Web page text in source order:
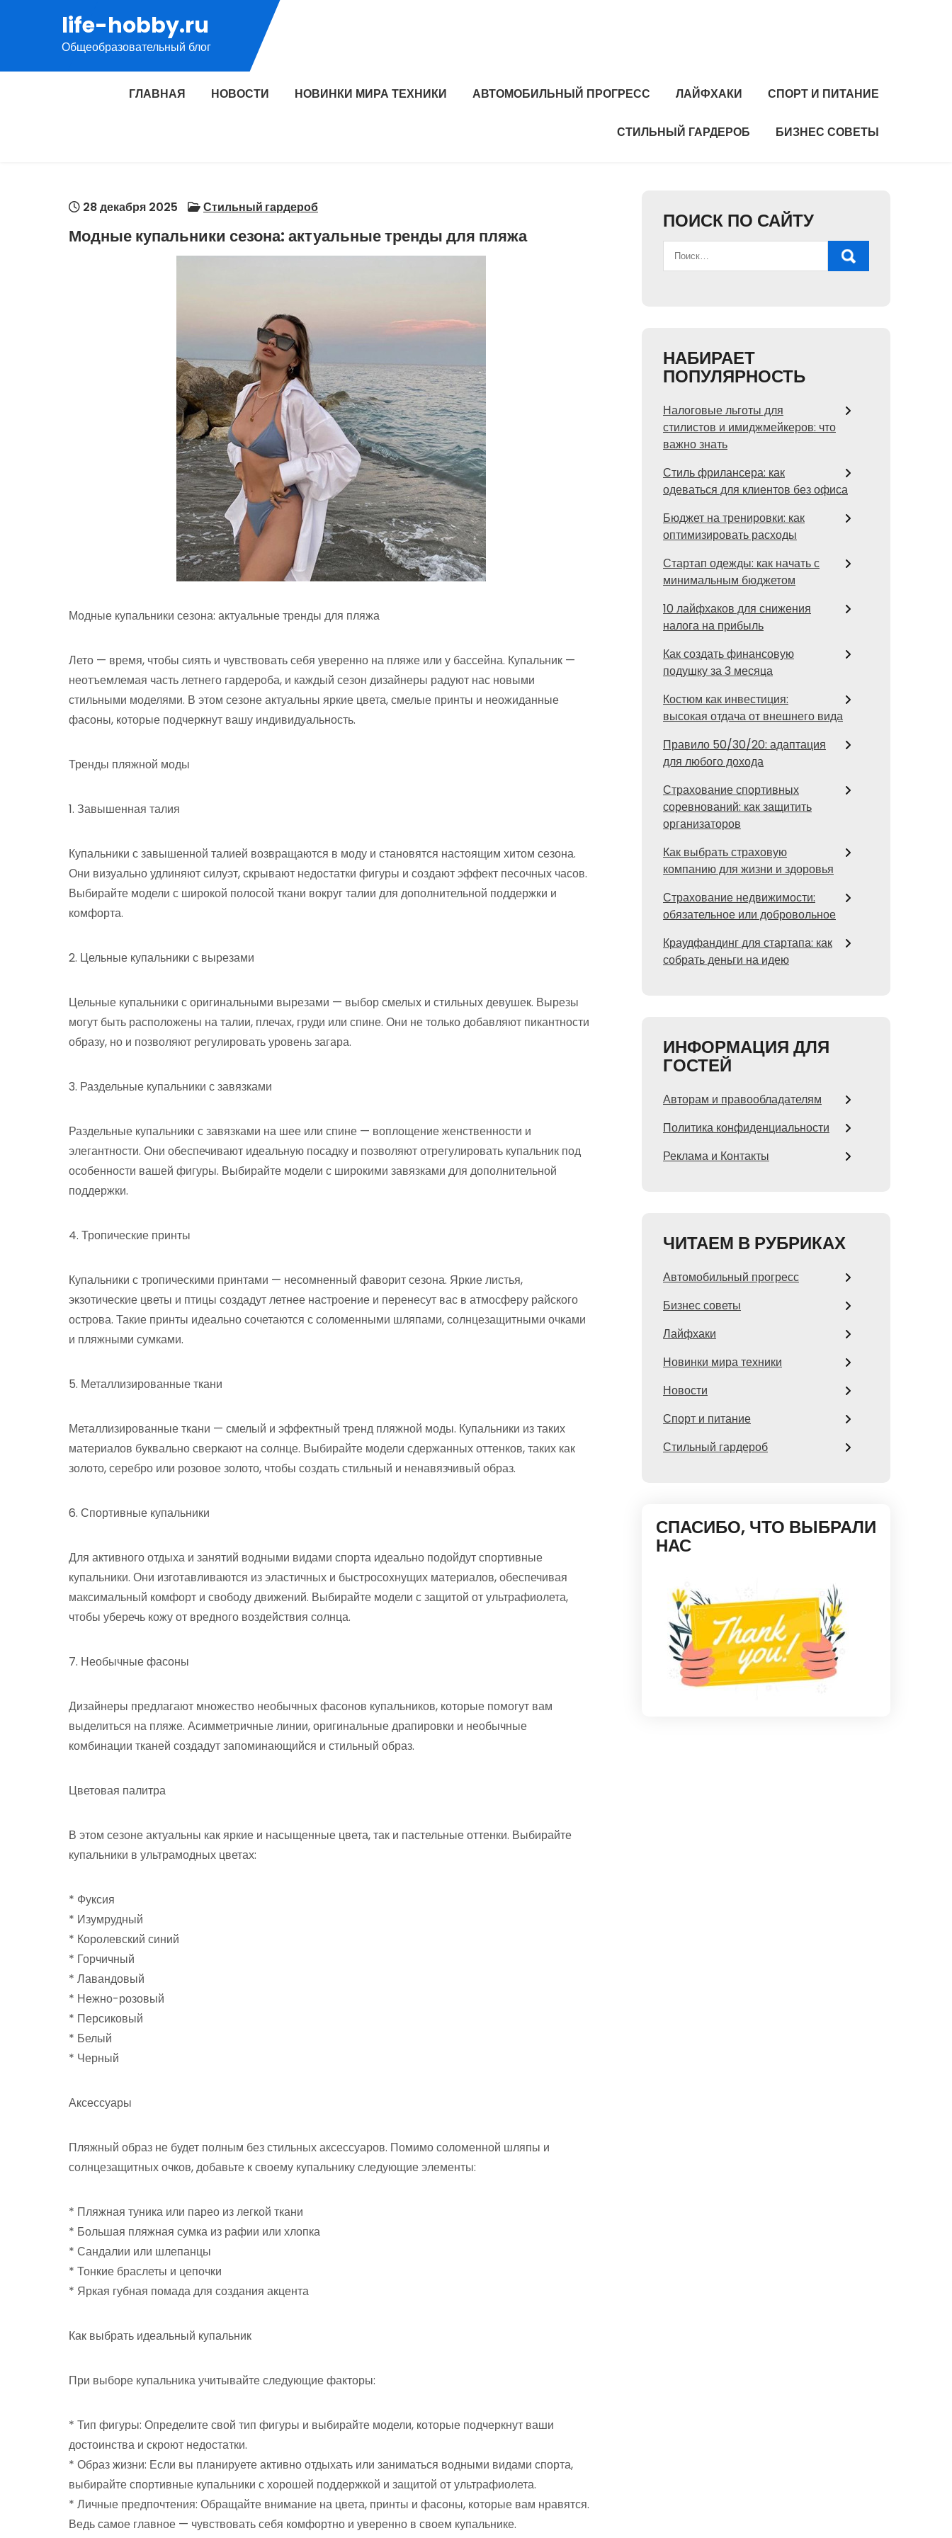
содержимому
life-hobby.ru
Общеобразовательный блог
ГЛАВНАЯ НОВОСТИ НОВИНКИ МИРА ТЕХНИКИ АВТОМОБИЛЬНЫЙ ПРОГРЕСС ЛАЙФХАКИ СПОРТ И ПИТАНИЕ
СТИЛЬНЫЙ ГАРДЕРОБ БИЗНЕС СОВЕТЫ
28 декабря 2025 Стильный гардероб
Модные купальники сезона: актуальные тренды для пляжа
Модные купальники сезона: актуальные тренды для пляжа
Лето — время, чтобы сиять и чувствовать себя уверенно на пляже или у бассейна. Купальник —
неотъемлемая часть летнего гардероба, и каждый сезон дизайнеры радуют нас новыми
стильными моделями. В этом сезоне актуальны яркие цвета, смелые принты и неожиданные
фасоны, которые подчеркнут вашу индивидуальность.
Тренды пляжной моды
1. Завышенная талия
Купальники с завышенной талией возвращаются в моду и становятся настоящим хитом сезона.
Они визуально удлиняют силуэт, скрывают недостатки фигуры и создают эффект песочных часов.
Выбирайте модели с широкой полосой ткани вокруг талии для дополнительной поддержки и
комфорта.
2. Цельные купальники с вырезами
Цельные купальники с оригинальными вырезами — выбор смелых и стильных девушек. Вырезы
могут быть расположены на талии, плечах, груди или спине. Они не только добавляют пикантности
образу, но и позволяют регулировать уровень загара.
3. Раздельные купальники с завязками
Раздельные купальники с завязками на шее или спине — воплощение женственности и
элегантности. Они обеспечивают идеальную посадку и позволяют отрегулировать купальник под
особенности вашей фигуры. Выбирайте модели с широкими завязками для дополнительной
поддержки.
4. Тропические принты
Купальники с тропическими принтами — несомненный фаворит сезона. Яркие листья,
экзотические цветы и птицы создадут летнее настроение и перенесут вас в атмосферу райского
острова. Такие принты идеально сочетаются с соломенными шляпами, солнцезащитными очками
и пляжными сумками.
5. Металлизированные ткани
Металлизированные ткани — смелый и эффектный тренд пляжной моды. Купальники из таких
материалов буквально сверкают на солнце. Выбирайте модели сдержанных оттенков, таких как
золото, серебро или розовое золото, чтобы создать стильный и ненавязчивый образ.
6. Спортивные купальники
Для активного отдыха и занятий водными видами спорта идеально подойдут спортивные
купальники. Они изготавливаются из эластичных и быстросохнущих материалов, обеспечивая
максимальный комфорт и свободу движений. Выбирайте модели с защитой от ультрафиолета,
чтобы уберечь кожу от вредного воздействия солнца.
7. Необычные фасоны
Дизайнеры предлагают множество необычных фасонов купальников, которые помогут вам
выделиться на пляже. Асимметричные линии, оригинальные драпировки и необычные
комбинации тканей создадут запоминающийся и стильный образ.
Цветовая палитра
В этом сезоне актуальны как яркие и насыщенные цвета, так и пастельные оттенки. Выбирайте
купальники в ультрамодных цветах:
* Фуксия
* Изумрудный
* Королевский синий
* Горчичный
* Лавандовый
* Нежно-розовый
* Персиковый
* Белый
* Черный
Аксессуары
Пляжный образ не будет полным без стильных аксессуаров. Помимо соломенной шляпы и
солнцезащитных очков, добавьте к своему купальнику следующие элементы:
* Пляжная туника или парео из легкой ткани
* Большая пляжная сумка из рафии или хлопка
* Сандалии или шлепанцы
* Тонкие браслеты и цепочки
* Яркая губная помада для создания акцента
Как выбрать идеальный купальник
При выборе купальника учитывайте следующие факторы:
* Тип фигуры: Определите свой тип фигуры и выбирайте модели, которые подчеркнут ваши
достоинства и скроют недостатки.
* Образ жизни: Если вы планируете активно отдыхать или заниматься водными видами спорта,
выбирайте спортивные купальники с хорошей поддержкой и защитой от ультрафиолета.
* Личные предпочтения: Обращайте внимание на цвета, принты и фасоны, которые вам нравятся.
Ведь самое главное — чувствовать себя комфортно и уверенно в своем купальнике.
ПОИСК ПО САЙТУ
НАБИРАЕТ
ПОПУЛЯРНОСТЬ
Налоговые льготы для
стилистов и имиджмейкеров: что
важно знать
Стиль фрилансера: как
одеваться для клиентов без офиса
Бюджет на тренировки: как
оптимизировать расходы
Стартап одежды: как начать с
минимальным бюджетом
10 лайфхаков для снижения
налога на прибыль
Как создать финансовую
подушку за 3 месяца
Костюм как инвестиция:
высокая отдача от внешнего вида
Правило 50/30/20: адаптация
для любого дохода
Страхование спортивных
соревнований: как защитить
организаторов
Как выбрать страховую
компанию для жизни и здоровья
Страхование недвижимости:
обязательное или добровольное
Краудфандинг для стартапа: как
собрать деньги на идею
ИНФОРМАЦИЯ ДЛЯ
ГОСТЕЙ
Авторам и правообладателям
Политика конфиденциальности
Реклама и Контакты
ЧИТАЕМ В РУБРИКАХ
Автомобильный прогресс
Бизнес советы
Лайфхаки
Новинки мира техники
Новости
Спорт и питание
Стильный гардероб
СПАСИБО, ЧТО ВЫБРАЛИ
НАС